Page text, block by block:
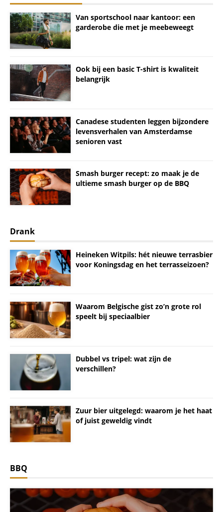
Van sportschool naar kantoor: een
garderobe die met je meebeweegt
Ook bij een basic T-shirt is kwaliteit
belangrijk
Canadese studenten leggen bijzondere
levensverhalen van Amsterdamse
senioren vast
Smash burger recept: zo maak je de
ultieme smash burger op de BBQ
Drank
Heineken Witpils: hét nieuwe terrasbier
voor Koningsdag en het terrasseizoen?
Waarom Belgische gist zo’n grote rol
speelt bij speciaalbier
Dubbel vs tripel: wat zijn de
verschillen?
Zuur bier uitgelegd: waarom je het haat
of juist geweldig vindt
BBQ